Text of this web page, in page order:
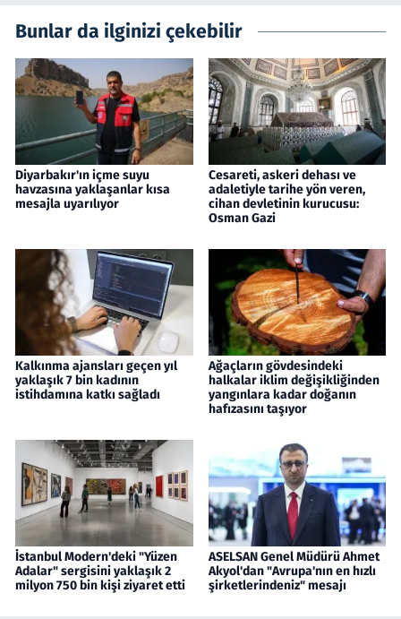
Bunlar da ilginizi çekebilir
Diyarbakır'ın içme suyu
havzasına yaklaşanlar kısa
mesajla uyarılıyor
Cesareti, askeri dehası ve
adaletiyle tarihe yön veren,
cihan devletinin kurucusu:
Osman Gazi
Kalkınma ajansları geçen yıl
yaklaşık 7 bin kadının
istihdamına katkı sağladı
Ağaçların gövdesindeki
halkalar iklim değişikliğinden
yangınlara kadar doğanın
hafızasını taşıyor
İstanbul Modern'deki "Yüzen
Adalar" sergisini yaklaşık 2
milyon 750 bin kişi ziyaret etti
ASELSAN Genel Müdürü Ahmet
Akyol'dan "Avrupa'nın en hızlı
şirketlerindeniz" mesajı